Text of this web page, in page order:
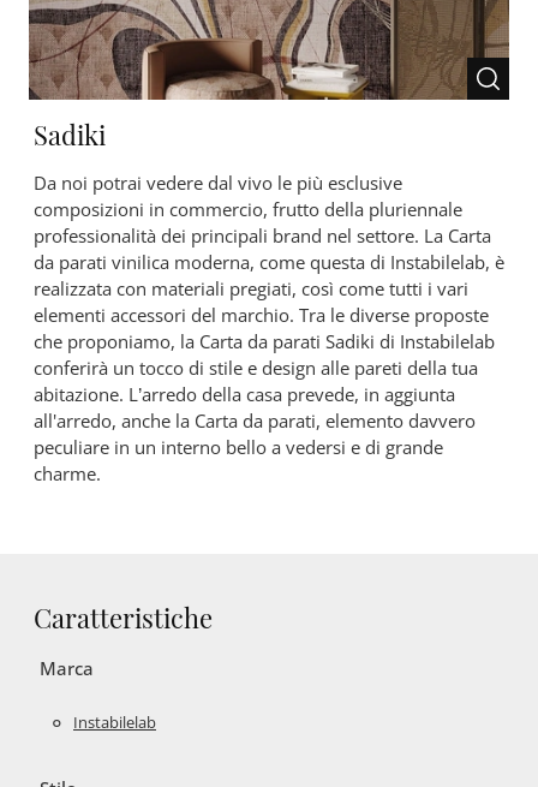
Sadiki
Da noi potrai vedere dal vivo le più esclusive
composizioni in commercio, frutto della pluriennale
professionalità dei principali brand nel settore. La Carta
da parati vinilica moderna, come questa di Instabilelab, è
realizzata con materiali pregiati, così come tutti i vari
elementi accessori del marchio. Tra le diverse proposte
che proponiamo, la Carta da parati Sadiki di Instabilelab
conferirà un tocco di stile e design alle pareti della tua
abitazione. L’arredo della casa prevede, in aggiunta
all'arredo, anche la Carta da parati, elemento davvero
peculiare in un interno bello a vedersi e di grande
charme.
Caratteristiche
Marca
Instabilelab